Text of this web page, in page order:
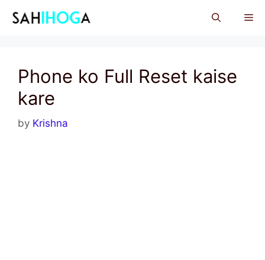
Phone ko Full Reset kaise
kare
by Krishna